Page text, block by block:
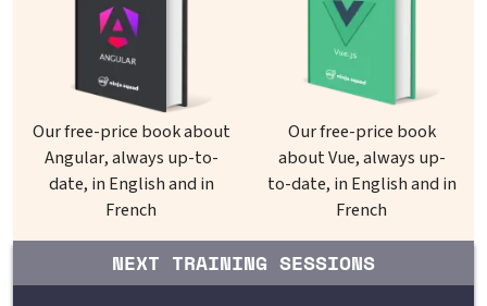
Our free-price book about
Angular, always up-to-
date, in English and in
French
Our free-price book
about Vue, always up-
to-date, in English and in
French
NEXT TRAINING SESSIONS